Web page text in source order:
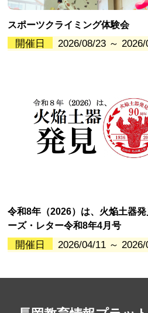
スポーツクライミング体験会
開催日 2026/08/23 ～ 2026/
令和8年（2026）は、火焔土器
ーズ・レター令和8年4月号
開催日 2026/04/11 ～ 2026/